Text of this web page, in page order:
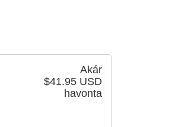
Akár
$41.95 USD
havonta